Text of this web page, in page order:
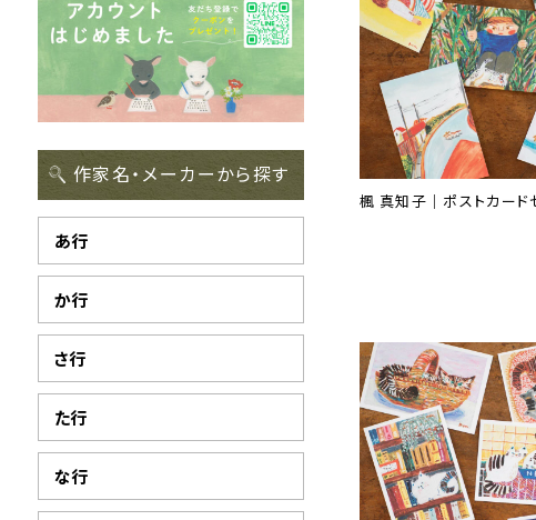
作家名・メーカーから探す
あ行
か行
さ行
た行
な行
楓 真知子｜ポストカード